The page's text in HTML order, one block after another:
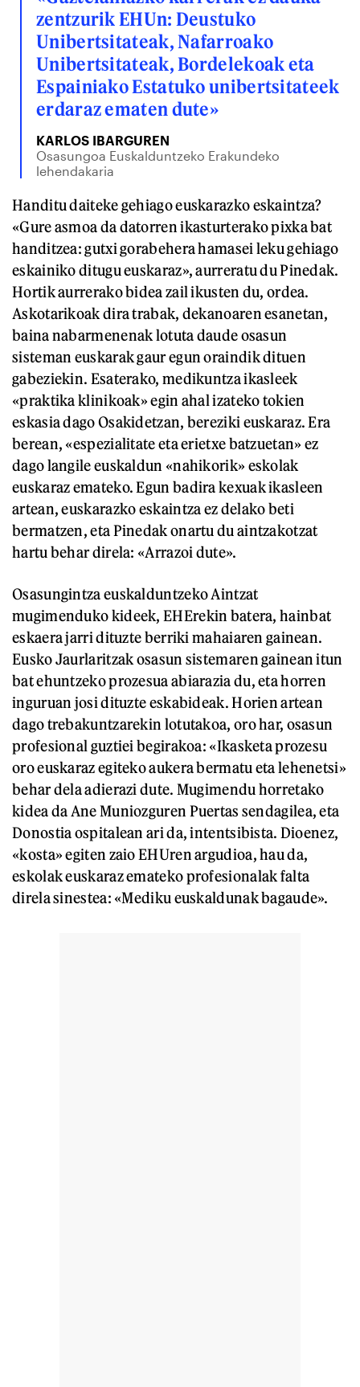
zentzurik EHUn: Deustuko
Unibertsitateak, Nafarroako
Unibertsitateak, Bordelekoak eta
Espainiako Estatuko unibertsitateek
erdaraz ematen dute»
KARLOS IBARGUREN
Osasungoa Euskalduntzeko Erakundeko
lehendakaria
Handitu daiteke gehiago euskarazko eskaintza?
«Gure asmoa da datorren ikasturterako pixka bat
handitzea: gutxi gorabehera hamasei leku gehiago
eskainiko ditugu euskaraz», aurreratu du Pinedak.
Hortik aurrerako bidea zail ikusten du, ordea.
Askotarikoak dira trabak, dekanoaren esanetan,
baina nabarmenenak lotuta daude osasun
sisteman euskarak gaur egun oraindik dituen
gabeziekin. Esaterako, medikuntza ikasleek
«praktika klinikoak» egin ahal izateko tokien
eskasia dago Osakidetzan, bereziki euskaraz. Era
berean, «espezialitate eta erietxe batzuetan» ez
dago langile euskaldun «nahikorik» eskolak
euskaraz emateko. Egun badira kexuak ikasleen
artean, euskarazko eskaintza ez delako beti
bermatzen, eta Pinedak onartu du aintzakotzat
hartu behar direla: «Arrazoi dute».
Osasungintza euskalduntzeko Aintzat
mugimenduko kideek, EHErekin batera, hainbat
eskaera jarri dituzte berriki mahaiaren gainean.
Eusko Jaurlaritzak osasun sistemaren gainean itun
bat ehuntzeko prozesua abiarazia du, eta horren
inguruan josi dituzte eskabideak. Horien artean
dago trebakuntzarekin lotutakoa, oro har, osasun
profesional guztiei begirakoa: «Ikasketa prozesu
oro euskaraz egiteko aukera bermatu eta lehenetsi»
behar dela adierazi dute. Mugimendu horretako
kidea da Ane Muniozguren Puertas sendagilea, eta
Donostia ospitalean ari da, intentsibista. Dioenez,
«kosta» egiten zaio EHUren argudioa, hau da,
eskolak euskaraz emateko profesionalak falta
direla sinestea: «Mediku euskaldunak bagaude».